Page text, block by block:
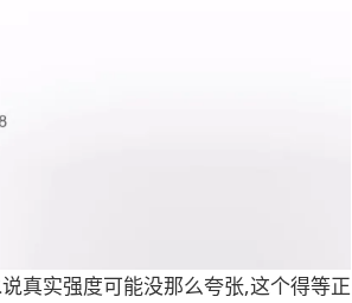
真实强度可能没那么夸张,这个得等正